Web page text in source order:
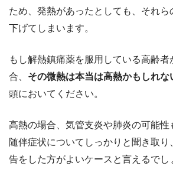
ため、発熱があったとしても、それら
下げてしまいます。
もし解熱鎮痛薬を服用している高齢
合、 その微熱は本当は高熱かもしれな
頭においてください。
高熱の場合、気管支炎や肺炎の可能性
随伴症状についてしっかりと聞き取
告をした方がよいケースと言えるでし